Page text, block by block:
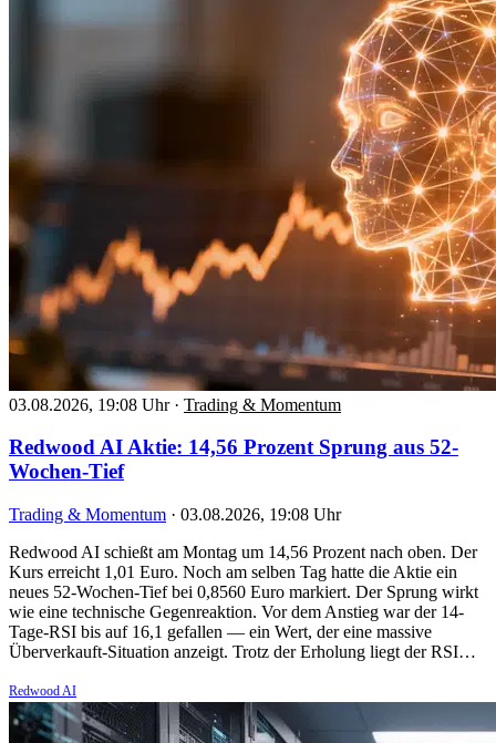
03.08.2026, 19:08 Uhr · Trading & Momentum
Redwood AI Aktie: 14,56 Prozent Sprung aus 52-
Wochen-Tief
Trading & Momentum · 03.08.2026, 19:08 Uhr
Redwood AI schießt am Montag um 14,56 Prozent nach oben. Der
Kurs erreicht 1,01 Euro. Noch am selben Tag hatte die Aktie ein
neues 52-Wochen-Tief bei 0,8560 Euro markiert. Der Sprung wirkt
wie eine technische Gegenreaktion. Vor dem Anstieg war der 14-
Tage-RSI bis auf 16,1 gefallen — ein Wert, der eine massive
Überverkauft-Situation anzeigt. Trotz der Erholung liegt der RSI…
Redwood AI